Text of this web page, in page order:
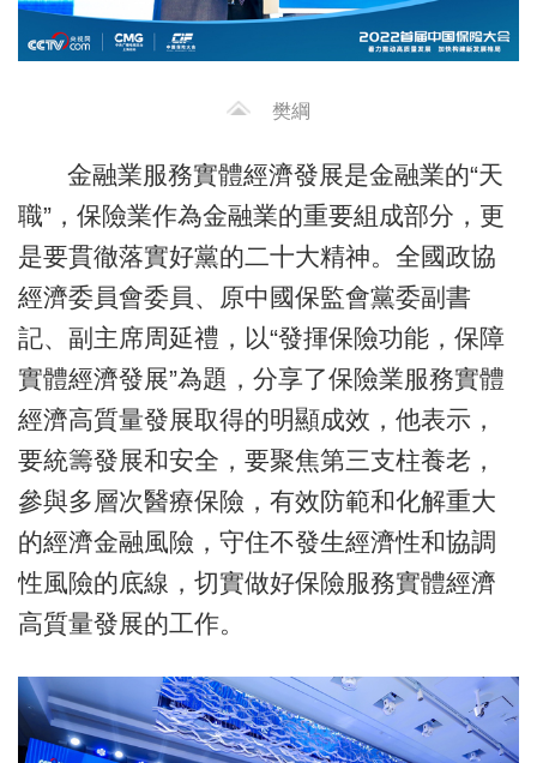
樊綱
金融業服務實體經濟發展是金融業的“天
職”，保險業作為金融業的重要組成部分，更
是要貫徹落實好黨的二十大精神。全國政協
經濟委員會委員、原中國保監會黨委副書
記、副主席周延禮，以“發揮保險功能，保障
實體經濟發展”為題，分享了保險業服務實體
經濟高質量發展取得的明顯成效，他表示，
要統籌發展和安全，要聚焦第三支柱養老，
參與多層次醫療保險，有效防範和化解重大
的經濟金融風險，守住不發生經濟性和協調
性風險的底線，切實做好保險服務實體經濟
高質量發展的工作。